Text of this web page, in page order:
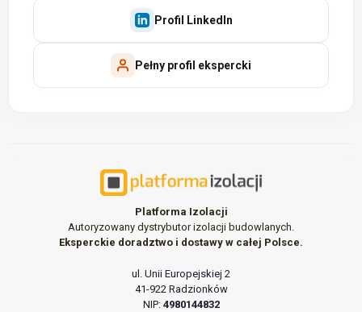
Profil LinkedIn
Pełny profil ekspercki
Platforma Izolacji
Autoryzowany dystrybutor izolacji budowlanych.
Eksperckie doradztwo i dostawy w całej Polsce.
ul. Unii Europejskiej 2
41-922 Radzionków
NIP: 4980144832